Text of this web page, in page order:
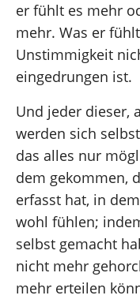
er fühlt es mehr
mehr. Was er
Unstimmigkeit
eingedrungen ist.
Und jeder dieser,
werden sich
das alles nur
dem gekommen,
erfasst hat, in
wohl fühlen;
selbst gemacht
nicht mehr
mehr erteilen